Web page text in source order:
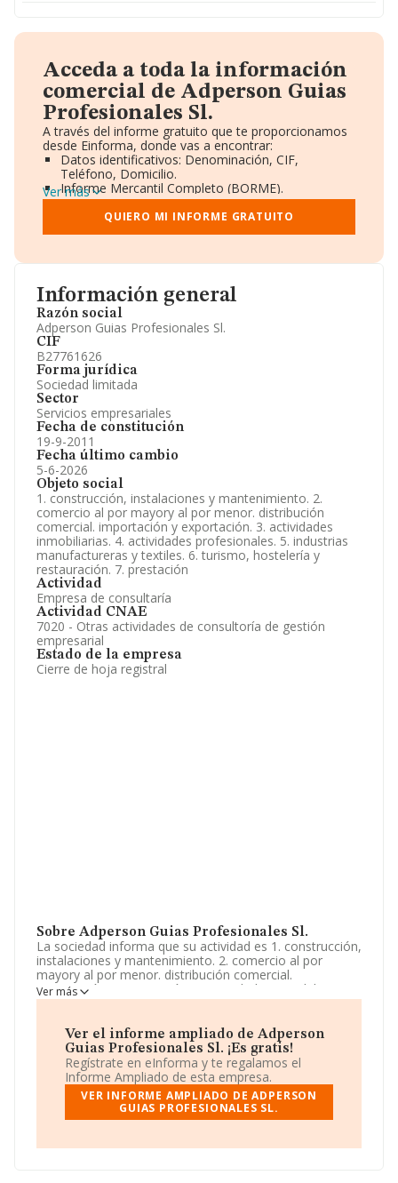
Información general
Razón social
Adperson Guias Profesionales Sl.
CIF
B27761626
Forma jurídica
Sociedad limitada
Sector
Servicios empresariales
Fecha de constitución
19-9-2011
Fecha último cambio
5-6-2026
Objeto social
1. construcción, instalaciones y mantenimiento. 2.
comercio al por mayory al por menor. distribución
comercial. importación y exportación. 3. actividades
inmobiliarias. 4. actividades profesionales. 5. industrias
manufactureras y textiles. 6. turismo, hostelería y
restauración. 7. prestación
Actividad
Empresa de consultaría
Actividad CNAE
7020 - Otras actividades de consultoría de gestión
empresarial
Estado de la empresa
Cierre de hoja registral
Sobre Adperson Guias Profesionales Sl.
La sociedad informa que su actividad es 1. construcción,
instalaciones y mantenimiento. 2. comercio al por
mayory al por menor. distribución comercial.
importación y exportación. 3. actividades inmobiliarias.
4. actividades profesionales. 5. industrias
restauración. 7. prestación. La empresa es una Sociedad
Limitada. Clasifica su actividad CNAE como '%cnae%',
código 7020. La compañía no tiene actividad en
mercados exteriores.
La sociedad españolaAdperson Guias Profesionales
, B27761626, tiene domicilio fiscal en Calle López
Galicia.
Ver más
Ver el informe ampliado de Adperson
Guias Profesionales Sl. ¡Es gratis!
Regístrate en eInforma y te regalamos el
Informe Ampliado de esta empresa.
VER INFORME AMPLIADO DE ADPERSON
GUIAS PROFESIONALES SL.
Acceda a toda la información
comercial de Adperson Guias
Profesionales Sl.
A través del informe gratuito que te proporcionamos
desde Einforma, donde vas a encontrar:
Datos identificativos: Denominación, CIF,
Teléfono, Domicilio.
Informe Mercantil Completo (BORME).
Gráficos de Evolución Ventas y Empleados.
Consejo de Administración y Administradores.
Directivos y Ejecutivos.
Información oficial y registral complementaria.
Ver más
QUIERO MI INFORME GRATUITO